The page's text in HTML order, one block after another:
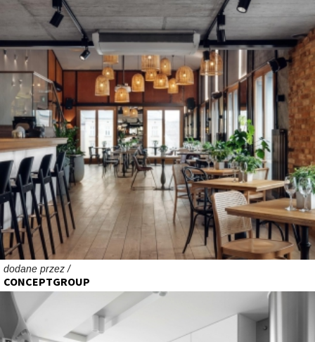
dodane przez /
CONCEPTGROUP